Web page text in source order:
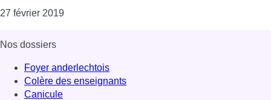
27 février 2019Consulter l'article "L’Agence fédérale des
Nos dossiers
Foyer anderlechtois
Colère des enseignants
Canicule